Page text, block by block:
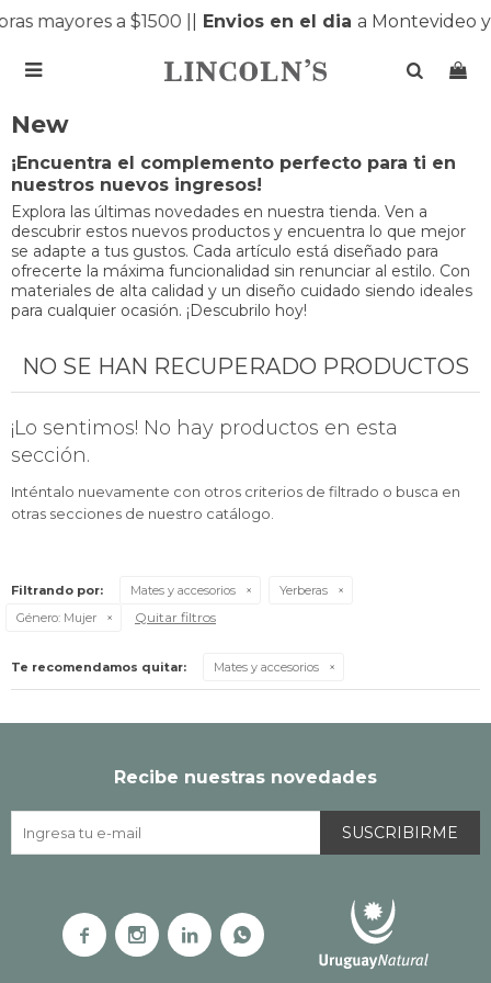
mayores a $1500 | Envios en el dia a Montevideo

New
¡Encuentra el complemento perfecto para ti en
nuestros nuevos ingresos!
Explora las últimas novedades en nuestra tienda. Ven a
descubrir estos nuevos productos y encuentra lo que mejor
se adapte a tus gustos. Cada artículo está diseñado para
ofrecerte la máxima funcionalidad sin renunciar al estilo. Con
materiales de alta calidad y un diseño cuidado siendo ideales
para cualquier ocasión. ¡Descubrilo hoy!
NO SE HAN RECUPERADO PRODUCTOS
¡Lo sentimos! No hay productos en esta
sección.
Inténtalo nuevamente con otros criterios de filtrado o busca en
otras secciones de nuestro catálogo.
Filtrando por: Mates y accesorios
Yerberas
Género: Mujer Quitar filtros
Te recomendamos quitar: Mates y accesorios
Recibe nuestras novedades
SUSCRIBIRME
   